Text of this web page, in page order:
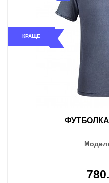
КРАЩЕ
ФУТБОЛКА